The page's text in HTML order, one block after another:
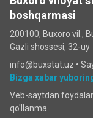
boshqarmasi
200100, Buxoro vil.,
Gazli shossesi, 32-uy
info@buxstat.uz •
Bizga xabar
Veb-saytdan
qo'llanma